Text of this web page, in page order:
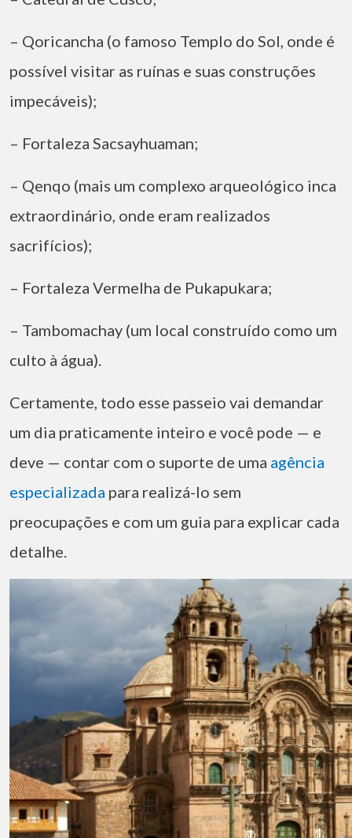
– Qoricancha (o famoso Templo do Sol, onde é
possível visitar as ruínas e suas construções
impecáveis);
– Fortaleza Sacsayhuaman;
– Qenqo (mais um complexo arqueológico inca
extraordinário, onde eram realizados
sacrifícios);
– Fortaleza Vermelha de Pukapukara;
– Tambomachay (um local construído como um
culto à água).
Certamente, todo esse passeio vai demandar
um dia praticamente inteiro e você pode — e
deve — contar com o suporte de uma agência
especializada para realizá-lo sem
preocupações e com um guia para explicar cada
detalhe.